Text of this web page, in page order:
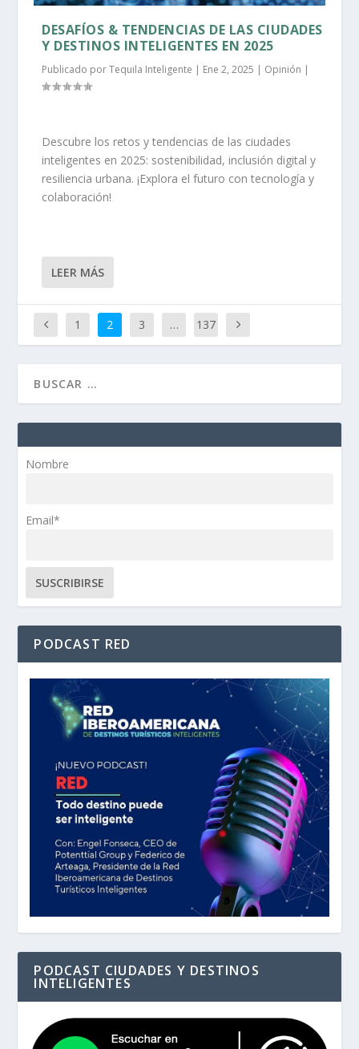
DESAFÍOS & TENDENCIAS DE LAS CIUDADES
Y DESTINOS INTELIGENTES EN 2025
Publicado porTequila Inteligente | Ene 2, 2025 | Opinión |
Descubre los retos y tendencias de las ciudades
inteligentes en 2025: sostenibilidad, inclusión digital y
resiliencia urbana. ¡Explora el futuro con tecnología y
colaboración!
LEER MÁS
1 2 3 … 137
Nombre
Email*
PODCAST RED
PODCAST CIUDADES Y DESTINOS
INTELIGENTES